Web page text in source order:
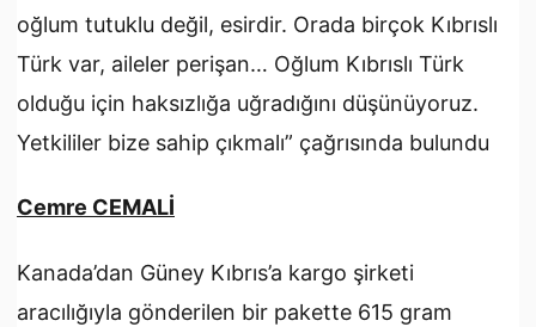
oğlum tutuklu değil, esirdir. Orada birçok Kıbrıslı
Türk var, aileler perişan… Oğlum Kıbrıslı Türk
olduğu için haksızlığa uğradığını düşünüyoruz.
Yetkililer bize sahip çıkmalı” çağrısında bulundu
Cemre CEMALİ
Kanada’dan Güney Kıbrıs’a kargo şirketi
aracılığıyla gönderilen bir pakette 615 gram